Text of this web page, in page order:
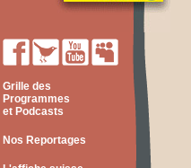
Grille des
Programmes
et Podcasts
Nos Reportages